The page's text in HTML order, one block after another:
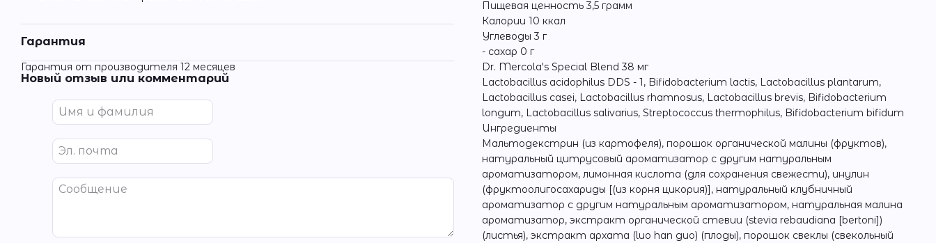
Гарантия
Гарантия от производителя 12 месяцев
Новый отзыв или комментарий
Пищевая ценность 3,5 грамм
Калории 10 ккал
Углеводы 3 г
- сахар 0 г
Dr. Mercola's Special Blend 38 мг
Lactobacillus acidophilus DDS - 1, Bifidobacterium lactis, Lactobacillus plantarum,
Lactobacillus casei, Lactobacillus rhamnosus, Lactobacillus brevis, Bifidobacterium
longum, Lactobacillus salivarius, Streptococcus thermophilus, Bifidobacterium bifidum
Ингредиенты
Мальтодекстрин (из картофеля), порошок органической малины (фруктов),
натуральный цитрусовый ароматизатор с другим натуральным
ароматизатором, лимонная кислота (для сохранения свежести), инулин
(фруктоолигосахариды [(из корня цикория)], натуральный клубничный
ароматизатор с другим натуральным ароматизатором, натуральная малина
ароматизатор, экстракт органической стевии (stevia rebaudiana [bertoni])
(листья), экстракт архата (luo han guo) (плоды), порошок свеклы (свекольный